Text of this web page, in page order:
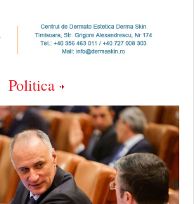
Politica